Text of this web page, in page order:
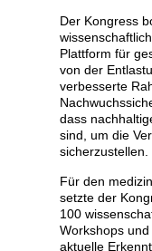
Der Kongress
Plattform für
von der
verbesserte
dass
sind, um die
sicherzustellen.
Für den
setzte der
100
Workshops
aktuelle